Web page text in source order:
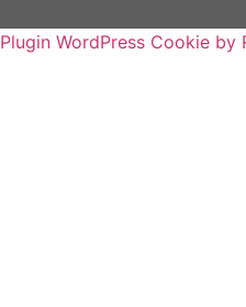
Plugin WordPress Cookie by